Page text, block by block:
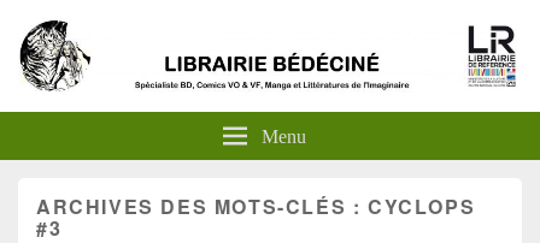
Menu
ARCHIVES DES MOTS-CLÉS :CYCLOPS
#3